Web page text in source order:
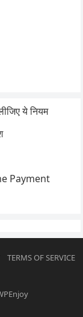
ये नियम
Payment
TERMS OF SERVICE